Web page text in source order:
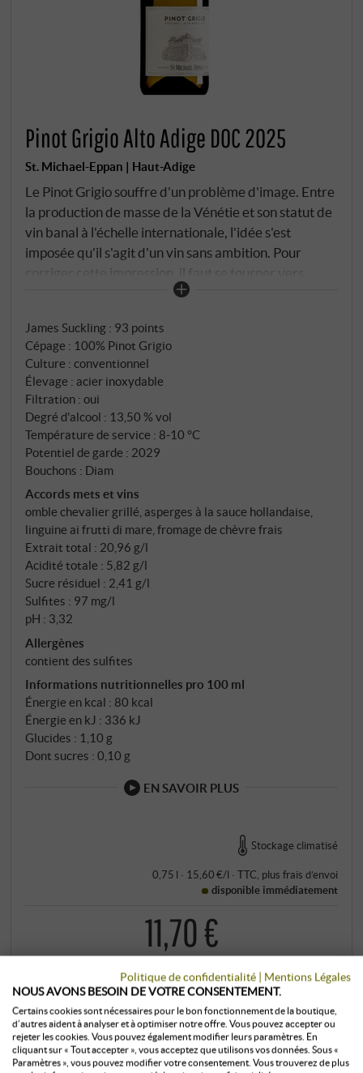
Pinot Grigio Alto Adige DOC 2025
St. Michael-Eppan | Haut-Adige
Le Pinot Grigio souffre d'un problème d'image. Entre
la production de masse de la Vénétie et son statut de
vin banal à l'échelle internationale, l'idée s'est
imposée qu'il s'agit d'un vin sans ambition. Pour
corriger cette impression, il faut se tourner vers
Haut-Adige. Dans le Haut-Adige, ce cépage –
apporte ce qu’il ne trouve pas ailleurs : des nuits
fraîches, des altitudes comprises entre 300 et 500
mètres, des sols calcaires, une précision alpine. Le
maître de chai Hans Terzer, l'une des figures
marquantes du vin blanc Haut-Adigedepuis des
décennies, a clairement défini la ligne directrice : un
vin net, pur, au profil bien défini. Cantina St. Michael-
Eppan, fondée en 1907 et soutenue par 340 familles
membres, en a fait l'un de ses vins les plus vendus – à
juste titre. 100 % Pinot Grigio, fermentation et
élevage exclusivement en cuves inox.
James Suckling : 93 points
Cépage : 100% Pinot Grigio
Culture : conventionnel
Élevage : acier inoxydable
Filtration : oui
Degré d'alcool : 13,50 % vol
Température de service : 8‑10 °C
Potentiel de garde : 2029
Bouchons : Diam
Accords mets et vins
omble chevalier grillé, asperges à la sauce hollandaise,
linguine ai frutti di mare, fromage de chèvre frais
Extrait total : 20,96 g/l
Acidité totale : 5,82 g/l
Sucre résiduel : 2,41 g/l
Sulfites : 97 mg/l
pH : 3,32
Allergènes
contient des sulfites
Informations nutritionnelles pro 100 ml
Énergie en kcal : 80 kcal
Énergie en kJ : 336 kJ
Glucides : 1,10 g
Dont sucres : 0,10 g
EN SAVOIR PLUS
Stockage climatisé
0,75 l · 15,60 €/l · TTC, plus frais d’envoi
disponible immédiatement
11,70 €
+
–
ACHETER
Politique de confidentialité | Mentions Légales
NOUS AVONS BESOIN DE VOTRE CONSENTEMENT.
Certains cookies sont nécessaires pour le bon fonctionnement de la boutique,
d’autres aident à analyser et à optimiser notre offre. Vous pouvez accepter ou
rejeter les cookies. Vous pouvez également modifier leurs paramètres. En
cliquant sur « Tout accepter », vous acceptez que utilisons vos données. Sous «
Paramètres », vous pouvez modifier votre consentement. Vous trouverez de plus